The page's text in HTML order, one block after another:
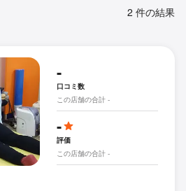
2 件の結果
-
口コミ数
この店舗の合計 -
-
評価
この店舗の合計 -